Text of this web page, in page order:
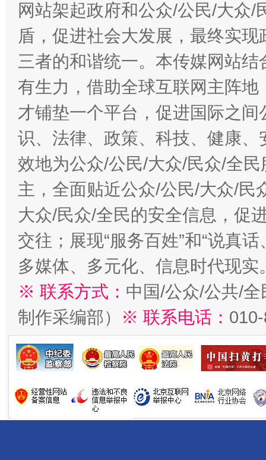
网站架起政府和公众/公民/大众
盾，促进社会大发展，最终实
三者的和谐统一。本传媒网站
有生力，借助全球互联网主阵
才铺垫一个平台，促进国际之
识、法律、政策、科技、健康
效地为公众/公民/大众/民众/全
主，全面贴近公众/公民/大众/民
大众/民众/全民的安全信息，促
交往；展现“服务百姓”和“说真
多媒体、多元化、信息时代现实
※ 联系方式： 中国/公众/公共/
制作采编部）
※ 联系电话：